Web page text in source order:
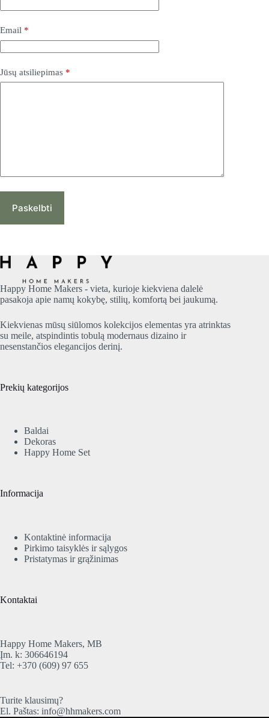
Email *
Jūsų atsiliepimas *
Paskelbti
Happy Home Makers - vieta, kurioje kiekviena dalelė
pasakoja apie namų kokybę, stilių, komfortą bei jaukumą.
Kiekvienas mūsų siūlomos kolekcijos elementas yra atrinktas
su meile, atspindintis tobulą modernaus dizaino ir
nesenstančios elegancijos derinį.
Prekių kategorijos
Baldai
Dekoras
Happy Home Set
Informacija
Kontaktinė informacija
Pirkimo taisyklės ir sąlygos
Pristatymas ir grąžinimas
Kontaktai
Happy Home Makers, MB
Įm. k: 306646194
Tel: +370 (609) 97 655
Turite klausimų?
El. Paštas: info@hhmakers.com